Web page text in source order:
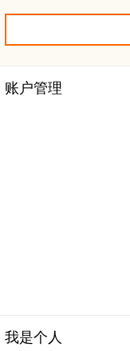
账户管理
我是个人